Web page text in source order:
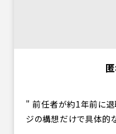
前任者が約1年前に退
ジの構想だけで具体的